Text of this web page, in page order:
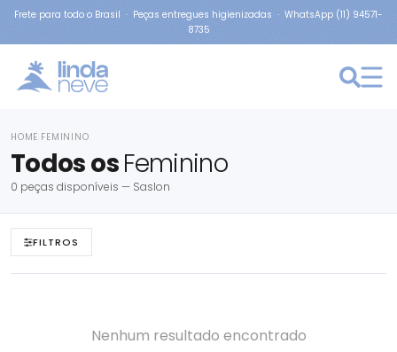
Frete para todo o Brasil · Peças entregues higienizadas · WhatsApp (11) 94571-
8735
HOME FEMININO
Todos osFeminino
0 peças disponíveis — Saslon
FILTROS
Nenhum resultado encontrado